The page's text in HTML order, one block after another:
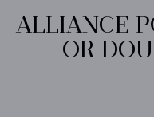
ALLIANCE
OR